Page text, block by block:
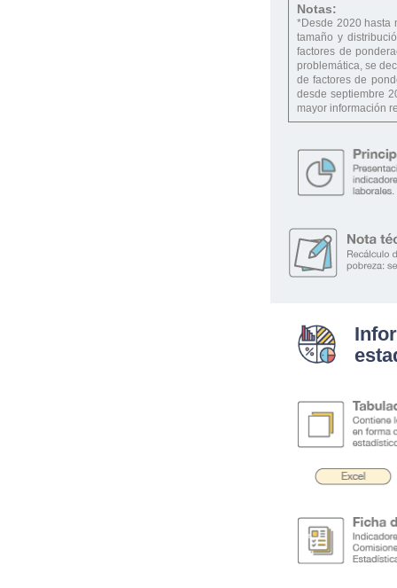
Notas:
*Desde 2020 hasta
tamaño y
factores de
problemática, se
de factores de
desde septiembre
mayor información